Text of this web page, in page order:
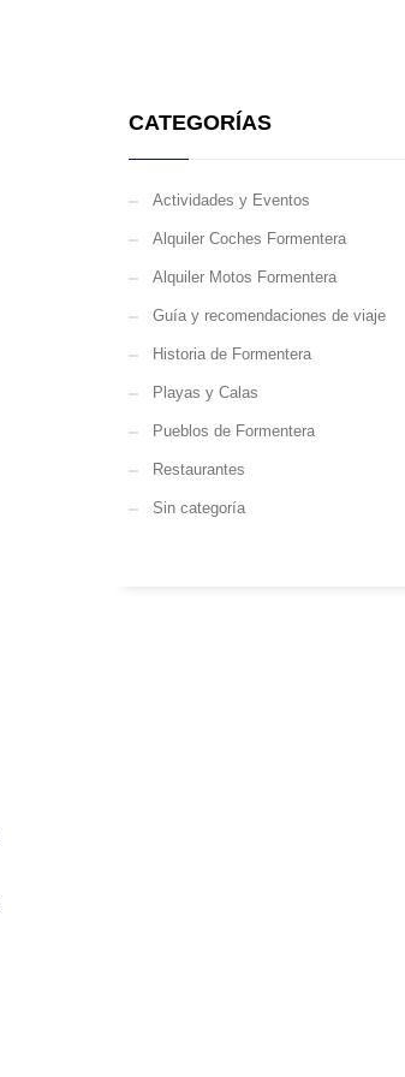
CATEGORÍAS
Actividades y Eventos
Alquiler Coches Formentera
Alquiler Motos Formentera
Guía y recomendaciones de viaje
Historia de Formentera
Playas y Calas
Pueblos de Formentera
Restaurantes
Sin categoría